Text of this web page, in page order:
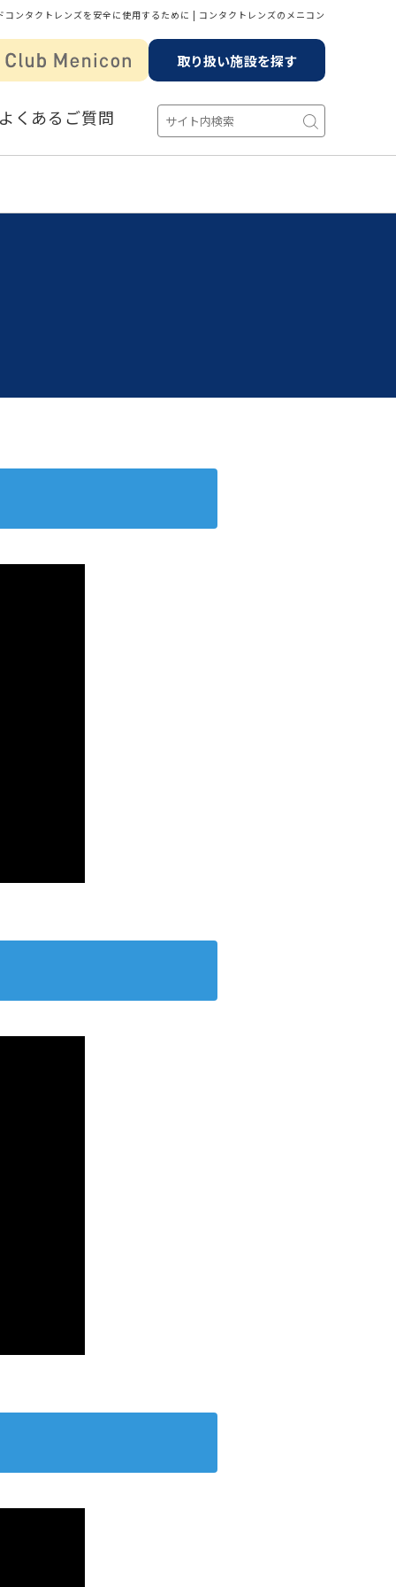
コンタクトレンズを安全に使用するために | コンタクトレンズのメニコン
取り扱い施設を探す
くあるご質問